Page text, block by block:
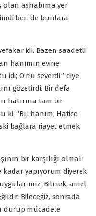
olan ashabıma yer
ben de bunlara
idi. Bazen saadetli
hanımın evine
idi; O’nu severdi.” diye
gözetirdi. Bir defa
hatırına tam bir
ki: “Bu hanım, Hatice
bağlara riayet etmek
bir karşılığı olmalı
yapıyorum diyerek
Bilmek, amel
Bileceğiz, sonrada
durup mücadele